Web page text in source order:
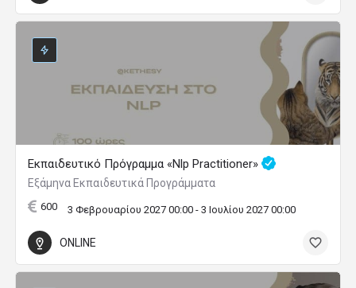
Εκπαιδευτικό Πρόγραμμα «Nlp Practitioner»
Εξάμηνα Εκπαιδευτικά Προγράμματα
600 3 Φεβρουαρίου 2027 00:00 - 3 Ιουλίου 2027 00:00
ONLINE